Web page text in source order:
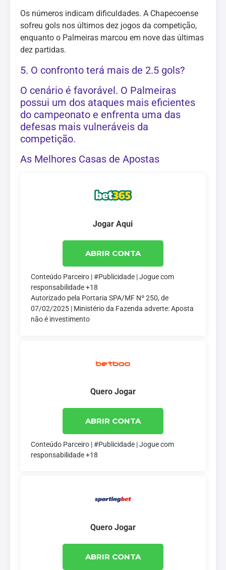
Os números indicam dificuldades. A Chapecoense
sofreu gols nos últimos dez jogos da competição,
enquanto o Palmeiras marcou em nove das últimas
dez partidas.
5. O confronto terá mais de 2.5 gols?
O cenário é favorável. O Palmeiras
possui um dos ataques mais eficientes
do campeonato e enfrenta uma das
defesas mais vulneráveis da
competição.
As Melhores Casas de Apostas
Jogar Aqui
ABRIR CONTA
Conteúdo Parceiro | #Publicidade | Jogue com
responsabilidade +18
Autorizado pela Portaria SPA/MF Nº 250, de
07/02/2025 | Ministério da Fazenda adverte: Aposta
não é investimento
Quero Jogar
ABRIR CONTA
Conteúdo Parceiro | #Publicidade | Jogue com
responsabilidade +18
Quero Jogar
ABRIR CONTA